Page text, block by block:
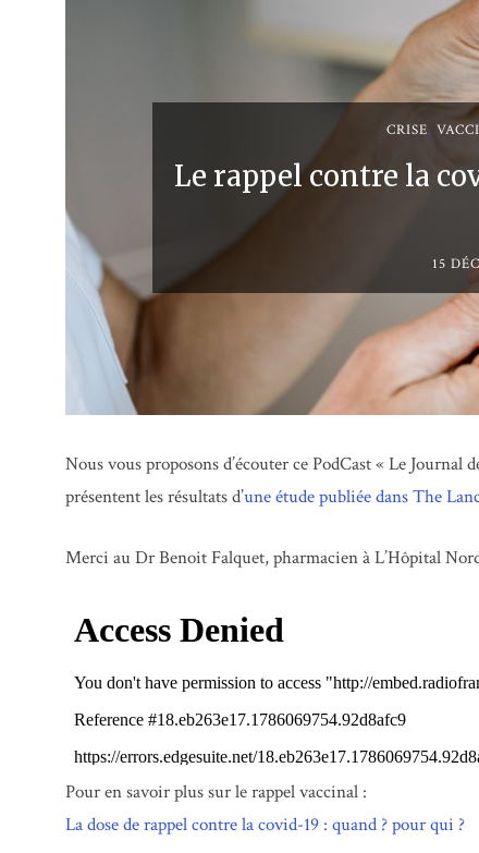
CRISE,
Le rappel contre la
15
Nous vous proposons d’écouter ce PodCast « Le Journal
présentent les résultats d’une étude publiée dans The
Merci au Dr Benoit Falquet, pharmacien à L’Hôpital
Pour en savoir plus sur le rappel vaccinal :
La dose de rappel contre la covid-19 : quand ? pour qui ?